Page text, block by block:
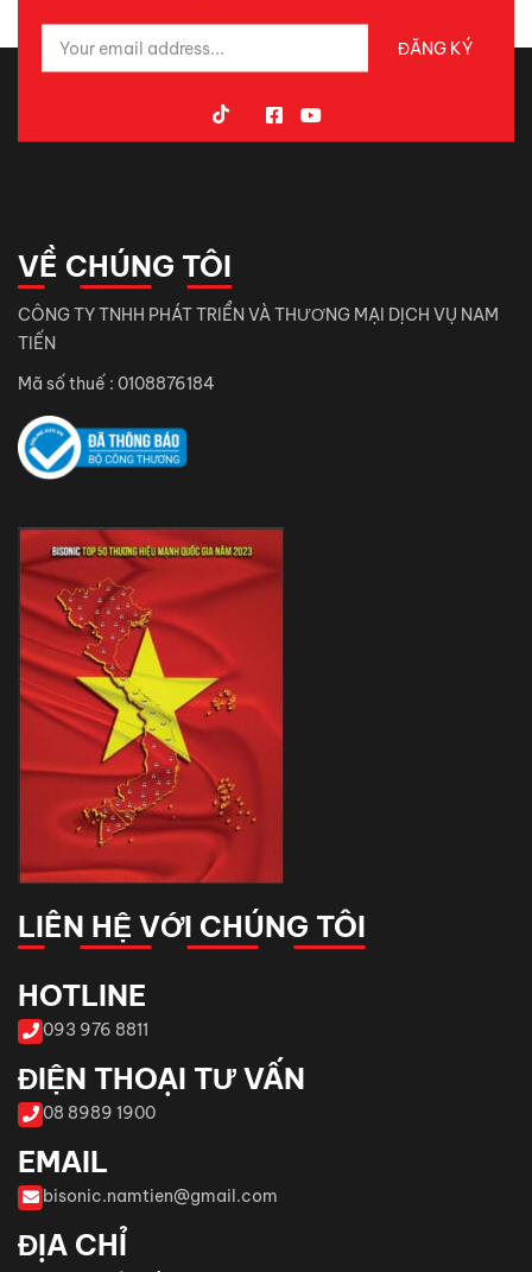
VỀ CHÚNG TÔI
CÔNG TY TNHH PHÁT TRIỂN VÀ THƯƠNG MẠI DỊCH VỤ NAM
TIẾN
Mã số thuế : 0108876184
LIÊN HỆ VỚI CHÚNG TÔI
HOTLINE
093 976 8811
ĐIỆN THOẠI TƯ VẤN
08 8989 1900
EMAIL
bisonic.namtien@gmail.com
ĐỊA CHỈ